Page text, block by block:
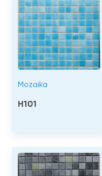
Mozaika
H101